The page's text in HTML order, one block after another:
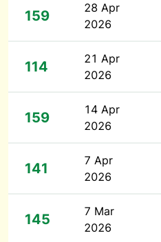
159
28 Apr
2026
114
21 Apr
2026
159
14 Apr
2026
141
7 Apr
2026
145
7 Mar
2026